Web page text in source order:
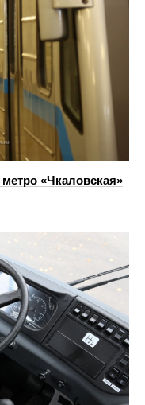
«Чкаловская»